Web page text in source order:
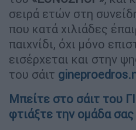
σειρά ετών στη
που κατά χιλιάδες
παιχνίδι, όχι μόνο
εισέρχεται και στην
του σάιτ
Μπείτε στο σάιτ του
φτιάξτε την ομάδα σας